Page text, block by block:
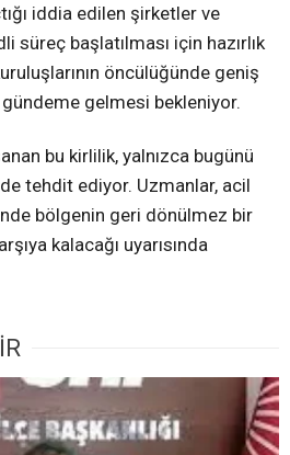
iddia edilen şirketler ve
süreç başlatılması için hazırlık
öncülüğünde geniş
gündeme gelmesi bekleniyor.
bu kirlilik, yalnızca bugünü
tehdit ediyor. Uzmanlar, acil
bölgenin geri dönülmez bir
kalacağı uyarısında